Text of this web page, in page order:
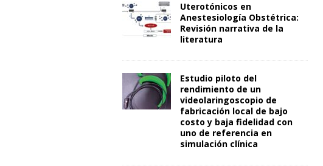
Uterotónicos en
Anestesiología Obstétrica:
Revisión narrativa de la
literatura
Estudio piloto del
rendimiento de un
videolaringoscopio de
fabricación local de bajo
costo y baja fidelidad con
uno de referencia en
simulación clínica